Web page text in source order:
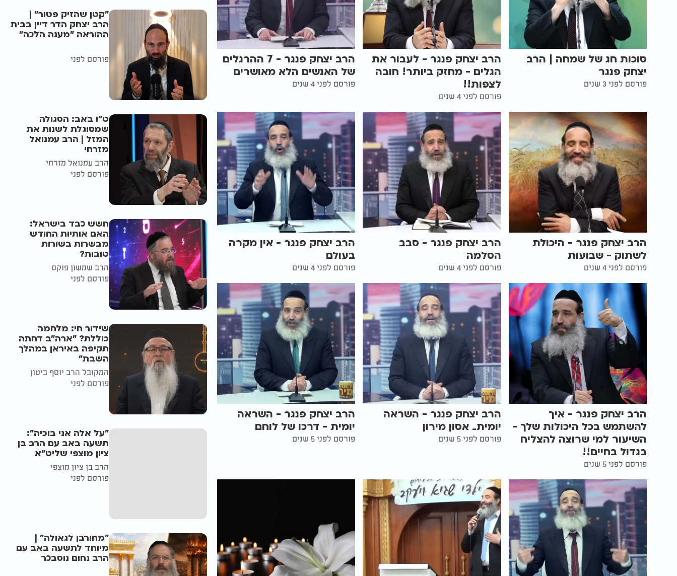
סוכות חג של שמחה | הרב
יצחק פנגר
פורסם לפני 3 שנים
הרב יצחק פנגר - לעבור את
הגלים - מחזק ביותר! חובה
לצפות!!
פורסם לפני 4 שנים
הרב יצחק פנגר - 7 ההרגלים
של האנשים הלא מאושרים
פורסם לפני 4 שנים
הרב יצחק פנגר - היכולת
לשתוק - שבועות
פורסם לפני 4 שנים
הרב יצחק פנגר - סבב
הסלמה
פורסם לפני 4 שנים
הרב יצחק פנגר - אין מקרה
בעולם
פורסם לפני 4 שנים
הרב יצחק פנגר - איך
להשתמש בכל היכולות שלך -
השיעור למי שרוצה להצליח
בגדול בחיים!!
פורסם לפני 5 שנים
הרב יצחק פנגר - השראה
יומית_ אסון מירון
פורסם לפני 5 שנים
הרב יצחק פנגר - השראה
יומית - דרכו של לוחם
פורסם לפני 5 שנים
"קטן שהזיק פטור" |
הרב יצחק הדר דיין בבית
ההוראה "מענה הלכה"
פורסם לפני
ט"ו באב: הסגולה
שמסוגלת לשנות את
המזל | הרב עמנואל
מזרחי
הרב עמנואל מזרחי
פורסם לפני
חשש כבד בישראל:
האם אותיות החודש
מבשרות בשורות
טובות?
הרב שמשון פוקס
פורסם לפני
שידור חי: מלחמה
כוללת? ״ארה"ב דחתה
תקיפה באיראן במהלך
השבת״
המקובל הרב יוסף ביטון
פורסם לפני
"על אלה אני בוכיה":
תשעה באב עם הרב בן
ציון מוצפי שליט"א
הרב בן ציון מוצפי
פורסם לפני
"מחורבן לגאולה" |
מיוחד לתשעה באב עם
הרב נחום נוסבכר